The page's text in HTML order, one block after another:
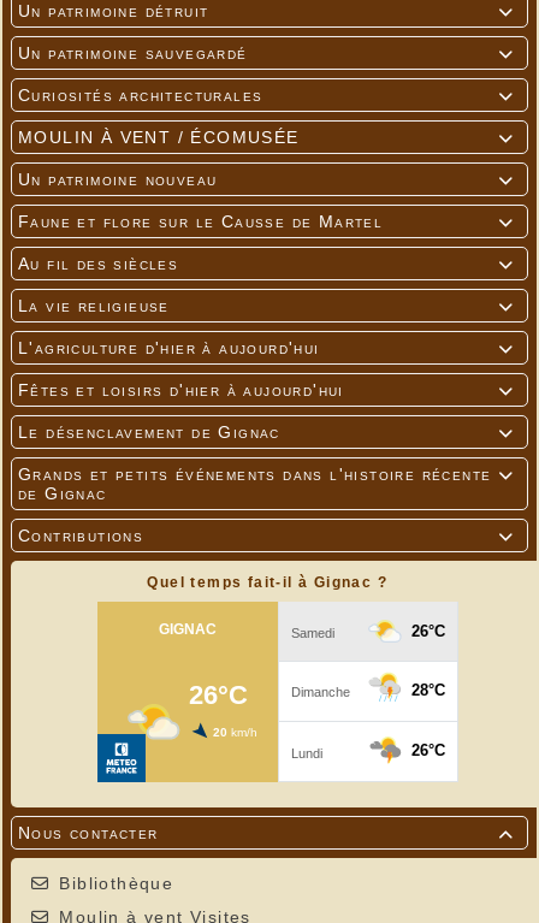

Un patrimoine détruit

Un patrimoine sauvegardé

Curiosités architecturales

MOULIN À VENT / ÉCOMUSÉE

Un patrimoine nouveau

Faune et flore sur le Causse de Martel

Au fil des siècles

La vie religieuse

L'agriculture d'hier à aujourd'hui

Fêtes et loisirs d'hier à aujourd'hui

Le désenclavement de Gignac

Grands et petits événements dans l'histoire récente
de Gignac

Contributions
Quel temps fait-il à Gignac ?

Nous contacter
Bibliothèque
Moulin à vent Visites